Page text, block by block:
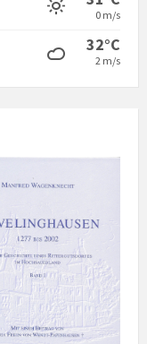
0 m/s
32°C
2 m/s